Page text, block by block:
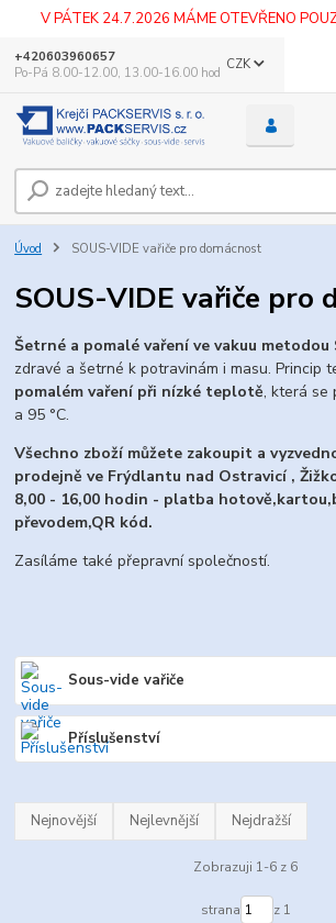
V PÁTEK 24.7.2026 MÁME OTEVŘENO
CZK
+420603960657
Po-Pá 8.00-12.00, 13.00-16.00 hod
Úvod SOUS-VIDE vařiče pro domácnost
SOUS-VIDE vařiče pro
Šetrné a pomalé vaření ve vakuu metodou
zdravé a šetrné k potravinám i masu. Princip
pomalém vaření při nízké teplotě, která se
a 95 °C.
Všechno zboží můžete zakoupit a
prodejně ve Frýdlantu nad Ostravicí ,
8,00 - 16,00 hodin - platba
převodem,QR kód.
Zasíláme také přepravní společností.
Sous-vide vařiče
Příslušenství
Nejnovější Nejlevnější Nejdražší
Zobrazuji 1-6 z 6
strana z 1